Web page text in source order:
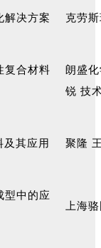
解决方案 克劳
复合材料
朗盛
锐 技
及其应用 聚隆
型中的应
上海